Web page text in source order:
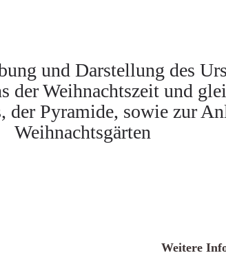
und Darstellung des
der Weihnachtszeit und
der Pyramide, sowie zur
Weihnachtsgärten
Weitere